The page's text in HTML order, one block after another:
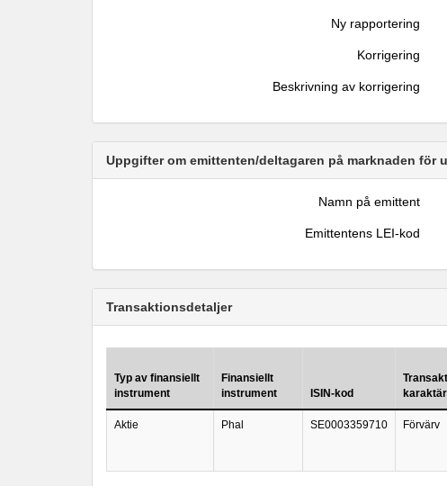
Ny rapportering
Korrigering
Beskrivning av korrigering
Uppgifter om emittenten/deltagaren på marknaden
Namn på emittent
Emittentens LEI-kod
Transaktionsdetaljer
Typ av finansiellt
instrument
Finansiellt
instrument
ISIN-kod
karaktär
Aktie Phal SE0003359710 Förvärv